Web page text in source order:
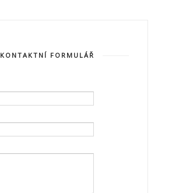
KONTAKTNÍ FORMULÁŘ